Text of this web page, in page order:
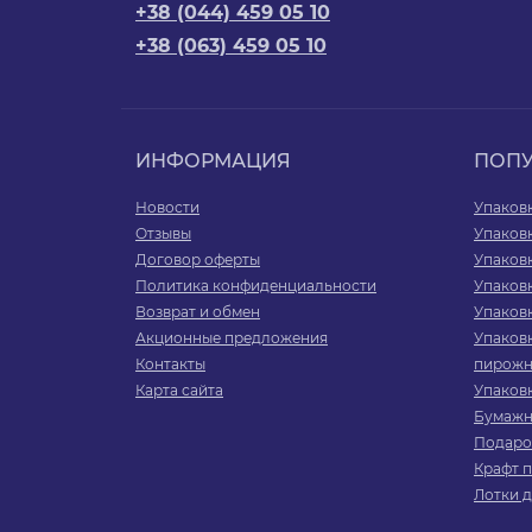
+38 (044) 459 05 10
+38 (063) 459 05 10
ИНФОРМАЦИЯ
Новости
Отзывы
Договор оферты
Политика конфиденциальности
Возврат и обмен
Акционные предложения
Контакты
Карта сайта
Крафт
Лотки